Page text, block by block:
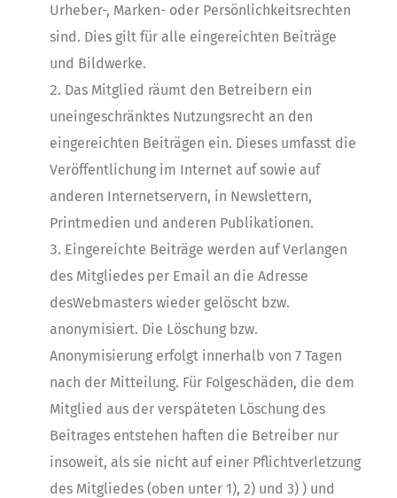
Urheber-, Marken- oder Persönlichkeitsrechten
sind. Dies gilt für alle eingereichten Beiträge
und Bildwerke.
Das Mitglied räumt den Betreibern ein
uneingeschränktes Nutzungsrecht an den
eingereichten Beiträgen ein. Dieses umfasst die
Veröffentlichung im Internet auf sowie auf
anderen Internetservern, in Newslettern,
Printmedien und anderen Publikationen.
Eingereichte Beiträge werden auf Verlangen
des Mitgliedes per Email an die Adresse
desWebmasters wieder gelöscht bzw.
anonymisiert. Die Löschung bzw.
Anonymisierung erfolgt innerhalb von 7 Tagen
nach der Mitteilung. Für Folgeschäden, die dem
Mitglied aus der verspäteten Löschung des
Beitrages entstehen haften die Betreiber nur
insoweit, als sie nicht auf einer Pflichtverletzung
des Mitgliedes (oben unter 1), 2) und 3) ) und